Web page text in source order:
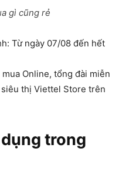
gì cũng rẻ
Từ ngày 07/08 đến hết
Online, tổng đài miễn
thị Viettel Store trên
trong